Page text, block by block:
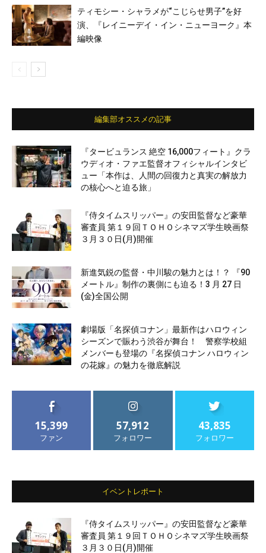
ティモシー・シャラメが“こじらせ男子”を好
演、『レイニーデイ・イン・ニューヨーク』本
編映像
編集部オススメの記事
『タービュランス 絶空 16,000フィート』クラ
ウディオ・ファエ監督オフィシャルインタビ
ュー「本作は、人間の回復力と真実の解放力
の核心へと迫る旅」
『侍タイムスリッパー』の安田監督など豪華
審査員 第１９回ＴＯＨＯシネマズ学生映画祭
３月３０日(月)開催
新進気鋭の監督・中川駿の魅力とは！？ 『90
メートル』制作の裏側にも迫る！3 月 27 日
(金)全国公開
劇場版「名探偵コナン」最新作はハロウィン
シーズンで賑わう渋谷が舞台！ 警察学校組
メンバーも登場の『名探偵コナン ハロウィン
の花嫁』の魅力を徹底解説
15,399
ファン
57,912
フォロワー
43,835
フォロワー
イベントレポート
『侍タイムスリッパー』の安田監督など豪華
審査員 第１９回ＴＯＨＯシネマズ学生映画祭
３月３０日(月)開催